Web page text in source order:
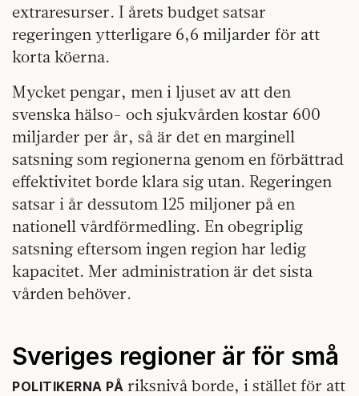
extraresurser. I årets budget satsar
regeringen ytterligare 6,6 miljarder för att
korta köerna.
Mycket pengar, men i ljuset av att den
svenska hälso- och sjukvården kostar 600
miljarder per år, så är det en marginell
satsning som regionerna genom en förbättrad
effektivitet borde klara sig utan. Regeringen
satsar i år dessutom 125 miljoner på en
nationell vårdförmedling. En obegriplig
satsning eftersom ingen region har ledig
kapacitet. Mer administration är det sista
vården behöver.
Sveriges regioner är för små
POLITIKERNA PÅ riksnivå borde, i stället för att